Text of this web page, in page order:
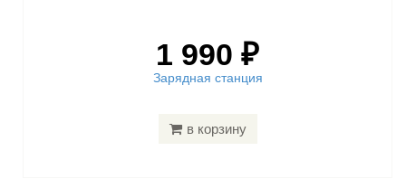
1 990 ₽
Зарядная станция
в корзину